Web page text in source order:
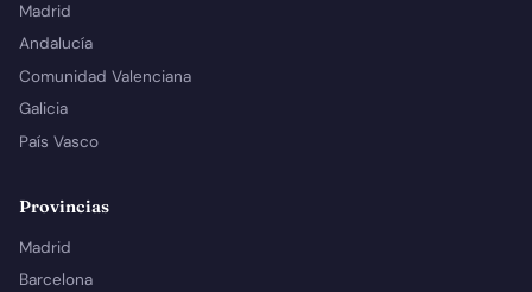
Madrid
Andalucía
Comunidad Valenciana
Galicia
País Vasco
Provincias
Madrid
Barcelona